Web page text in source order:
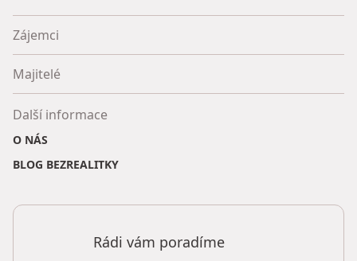
Zájemci
Majitelé
Další informace
O NÁS
BLOG BEZREALITKY
Rádi vám poradíme